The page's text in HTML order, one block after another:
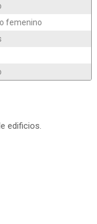
femenino
edificios.